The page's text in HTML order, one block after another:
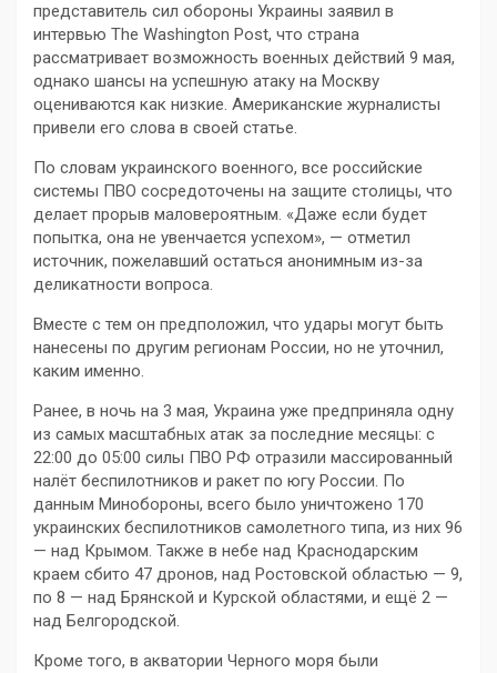
представитель сил обороны Украины заявил в
интервью The Washington Post, что страна
рассматривает возможность военных действий 9 мая,
однако шансы на успешную атаку на Москву
оцениваются как низкие. Американские журналисты
привели его слова в своей статье.
По словам украинского военного, все российские
системы ПВО сосредоточены на защите столицы, что
делает прорыв маловероятным. «Даже если будет
попытка, она не увенчается успехом», — отметил
источник, пожелавший остаться анонимным из-за
деликатности вопроса.
Вместе с тем он предположил, что удары могут быть
нанесены по другим регионам России, но не уточнил,
каким именно.
Ранее, в ночь на 3 мая, Украина уже предприняла одну
из самых масштабных атак за последние месяцы: с
22:00 до 05:00 силы ПВО РФ отразили массированный
налёт беспилотников и ракет по югу России. По
данным Минобороны, всего было уничтожено 170
украинских беспилотников самолетного типа, из них 96
— над Крымом. Также в небе над Краснодарским
краем сбито 47 дронов, над Ростовской областью — 9,
по 8 — над Брянской и Курской областями, и ещё 2 —
над Белгородской.
Кроме того, в акватории Черного моря были